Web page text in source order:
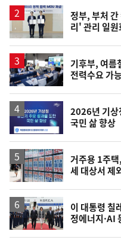
정부, 부처
리' 관리 일원
기후부, 여
전력수요 가
2026년 기상
국민 삶 향상
거주용 1주
세 대상서 제
이 대통령
정에너지·AI